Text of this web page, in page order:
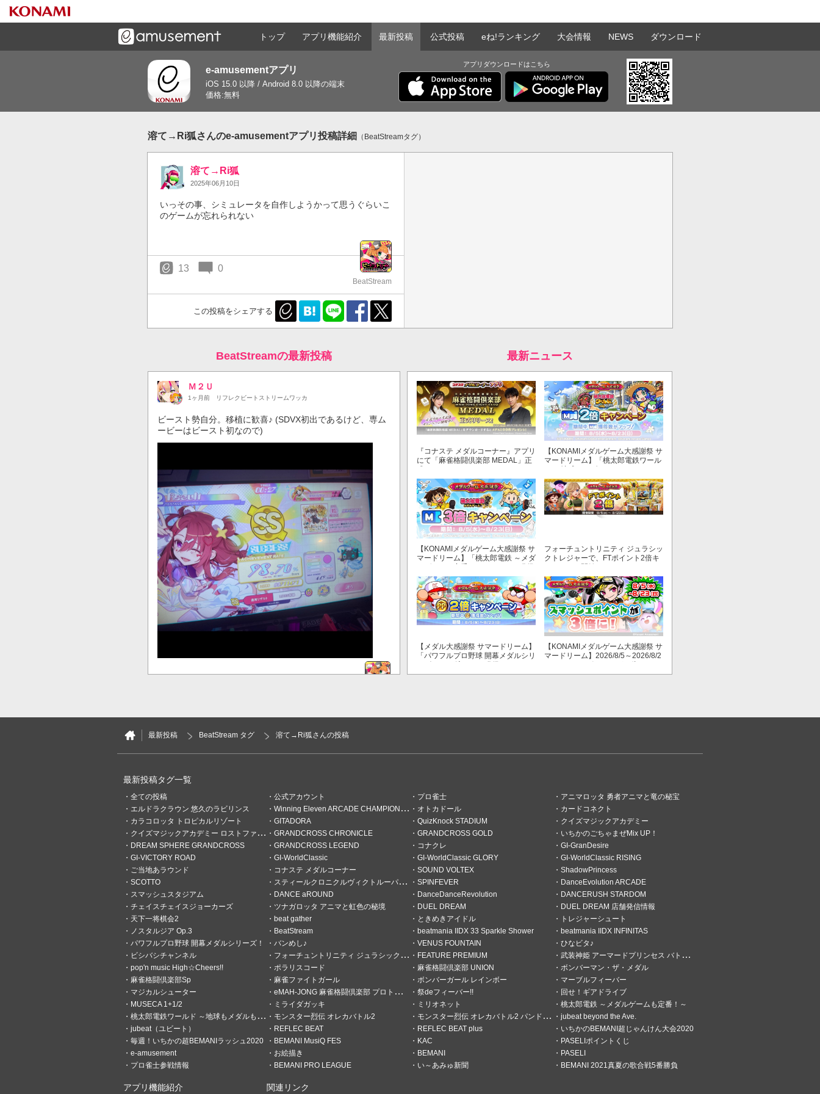
ゲームと連携したコミュニケーションアプリで
トップ アプリ機能紹介 最新投稿 公式投稿 eね!ランキング 大会情報 NEWS ダウンロード
e-amusementアプリ
iOS 15.0 以降 / Android 8.0 以降の端末
価格:無料
アプリダウンロードはこちら
溶て→Ri狐さんのe-amusementアプリ投稿詳細 （BeatStreamタグ）
溶て→Ri狐
2025年06月10日
いっその事、シミュレータを自作しようかって思うぐらいこ
のゲームが忘れられない
13 0
BeatStream
この投稿をシェアする
BeatStreamの最新投稿
Ｍ２Ｕ
1ヶ月前 リフレクビートストリームワッカ
ビースト勢自分。移植に歓喜♪ (SDVX初出であるけど、専ム
ービーはビースト初なので)
が嬉しい
3
KEVIN.
4ヶ月前 jubeatまもなくヴィ"エ"
このタグ消さないんだな
7
hitosan
ビースト勢のみなさん、ビーストの無い今、音ゲーやってま
すか？(￣∀￣) 自分はSDVX、IIDX、ポップン、ピグロス、オ
ンゲキ、アーケアなどなど雑食になりました´д` ;
eAM投票
BEMANI系
他社（ナムコ、SEGA等）
他2項目の選択肢あり
最新ニュース
『コナステ メダルコーナー』アプリ
にて「麻雀格闘倶楽部 MEDAL」正
【KONAMIメダルゲーム大感謝祭 サ
マードリーム】「桃太郎電鉄ワール
～」でマイル獲得数が2倍！
【KONAMIメダルゲーム大感謝祭 サ
マードリーム】「桃太郎電鉄 ～メダ
数が3倍！
フォーチュントリニティ ジュラシッ
クトレジャーで、FTポイント2倍キ
【メダル大感謝祭 サマードリーム】
「パワフルプロ野球 開幕メダルシリ
が2倍！
【KONAMIメダルゲーム大感謝祭 サ
マードリーム】2026/8/5～2026/8/2
最新投稿 BeatStream タグ 溶て→Ri狐さんの投稿
最新投稿タグ一覧
全ての投稿 公式アカウント プロ雀士
アニマロッタ 勇者アニマと竜の秘宝
エルドラクラウン 悠久のラビリンス
Winning Eleven ARCADE CHAMPIONSHIP オトカドール
カードコネクト
カラコロッタ トロピカルリゾート
GITADORA QuizKnock STADIUM
クイズマジックアカデミー
クイズマジックアカデミー ロストファンタリウム
GRANDCROSS CHRONICLE GRANDCROSS GOLD
いちかのごちゃまぜMix UP！
DREAM SPHERE GRANDCROSS
GRANDCROSS LEGEND コナクレ
GI-GranDesire
GI-VICTORY ROAD
GI-WorldClassic GI-WorldClassic GLORY
GI-WorldClassic RISING
ご当地あラウンド
コナステ メダルコーナー SOUND VOLTEX
ShadowPrincess
SCOTTO
スティールクロニクルヴィクトルーパーズ SPINFEVER
DanceEvolution ARCADE
スマッシュスタジアム
DANCE aROUND DanceDanceRevolution
DANCERUSH STARDOM
チェイスチェイスジョーカーズ
ツナガロッタ アニマと虹色の秘境 DUEL DREAM
DUEL DREAM 店舗発信情報
天下一将棋会2
beat gather ときめきアイドル
トレジャーシュート
ノスタルジア Op.3
BeatStream beatmania IIDX 33 Sparkle Shower
beatmania IIDX INFINITAS
パワフルプロ野球 開幕メダルシリーズ！
バンめし♪ VENUS FOUNTAIN
ひなビタ♪
ビシバシチャンネル
フォーチュントリニティ ジュラシックトレジャー FEATURE PREMIUM
武装神姫 アーマードプリンセス バトルコンダクター
pop'n music High☆Cheers!!
ポラリスコード 麻雀格闘倶楽部 UNION
ボンバーマン・ザ・メダル
麻雀格闘倶楽部Sp
麻雀ファイトガール ボンバーガール レインボー
マーブルフィーバー
マジカルシューター
eMAH-JONG 麻雀格闘倶楽部 プロトーナメント 祭deフィーバー!!
回せ！ギアドライブ
MUSECA 1+1/2
ミライダガッキ ミリオネット
桃太郎電鉄 ～メダルゲームも定番！～
桃太郎電鉄ワールド ～地球もメダルもまわってる！～
モンスター烈伝 オレカバトル2 モンスター烈伝 オレカバトル2 パンドラのメダル
jubeat beyond the Ave.
jubeat（ユビート）
REFLEC BEAT REFLEC BEAT plus
いちかのBEMANI超じゃんけん大会2020
毎週！いちかの超BEMANIラッシュ2020
BEMANI MusiQ FES KAC
PASELIポイントくじ
e-amusement
お絵描き BEMANI
PASELI
プロ雀士参戦情報
BEMANI PRO LEAGUE い～あみゅ新聞 BEMANI 2021真夏の歌合戦5番勝負
アプリ機能紹介 関連リンク